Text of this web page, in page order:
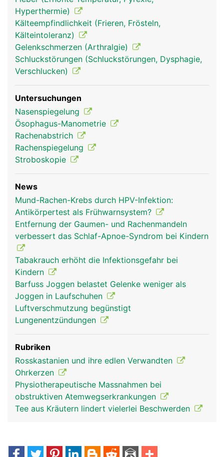
Mittelohr herstellt und für den Druckausgleich
beim Schlucken sorgt.
Rachen Frau
Rachen Mann
Hyperthermie)
Kälteempfindlichkeit (Frieren, Frösteln,
Kälteintoleranz)
Gelenkschmerzen (Arthralgie)
Schluckstörungen (Schluckstörungen, Dysphagie,
Verschlucken)
Untersuchungen
Nasenspiegelung
Ösophagus-Manometrie
Rachenabstrich
Rachenspiegelung
Stroboskopie
News
Mund-Rachen-Krebs durch HPV-Infektion:
Antikörpertest als Frühwarnsystem?
Entfernung der Gaumen- und Rachenmandeln
verbessert das Schlaf-Apnoe-Syndrom bei Kindern
Tabakrauch erhöht die Infektionsgefahr bei
Kindern
Barfuss Joggen belastet Gelenke weniger als
Joggen in Laufschuhen
Luftverschmutzung begünstigt
Lungenentzündungen
Rubriken
Rosskastanien und ihre edlen Verwandten
Ohrkerzen
Physiotherapeutische Massnahmen bei
obstruktiven Atemwegserkrankungen
Tee aus Kräutern lindert vielerlei Beschwerden